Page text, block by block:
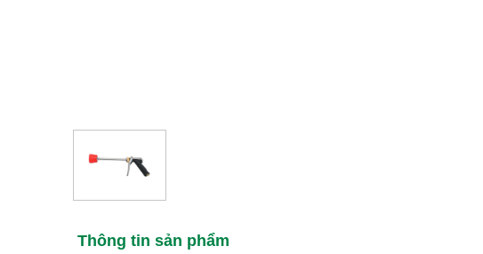
Thông tin sản phẩm